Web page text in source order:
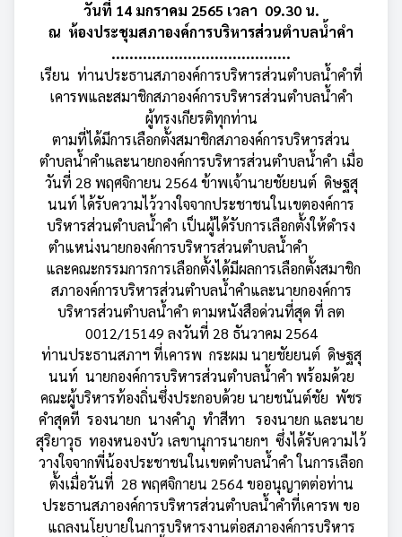
วันที่ 14 มกราคม 2565 เวลา 09.30 น.
ณ ห้องประชุมสภาองค์การบริหารส่วนตำบลน้ำคำ
........................................
เรียน ท่านประธานสภาองค์การบริหารส่วนตำบลน้ำคำที่
เคารพและสมาชิกสภาองค์การบริหารส่วนตำบลน้ำคำ
ผู้ทรงเกียรติทุกท่าน
ตามที่ได้มีการเลือกตั้งสมาชิกสภาองค์การบริหารส่วน
ตำบลน้ำคำและนายกองค์การบริหารส่วนตำบลน้ำคำ เมื่อ
วันที่ 28 พฤศจิกายน 2564 ข้าพเจ้านายชัยยนต์ ดิษฐสุ
นนท์ ได้รับความไว้วางใจจากประชาชนในเขตองค์การ
บริหารส่วนตำบลน้ำคำ เป็นผู้ได้รับการเลือกตั้งให้ดำรง
ตำแหน่งนายกองค์การบริหารส่วนตำบลน้ำคำ
และคณะกรรมการการเลือกตั้งได้มีผลการเลือกตั้งสมาชิก
สภาองค์การบริหารส่วนตำบลน้ำคำและนายกองค์การ
บริหารส่วนตำบลน้ำคำ ตามหนังสือด่วนที่สุด ที่ ลต
0012/15149 ลงวันที่ 28 ธันวาคม 2564
ท่านประธานสภาฯ ที่เคารพ กระผม นายชัยยนต์ ดิษฐสุ
นนท์ นายกองค์การบริหารส่วนตำบลน้ำคำ พร้อมด้วย
คณะผู้บริหารท้องถิ่นซึ่งประกอบด้วย นายชนันต์ชัย พัชร
คำสุดที รองนายก นางคำภู ทำสีทา รองนายก และนาย
สุริยาวุธ ทองหนองบัว เลขานุการนายกฯ ซึ่งได้รับความไว้
วางใจจากพี่น้องประชาชนในเขตตำบลน้ำคำ ในการเลือก
ตั้งเมื่อวันที่ 28 พฤศจิกายน 2564 ขออนุญาตต่อท่าน
ประธานสภาองค์การบริหารส่วนตำบลน้ำคำที่เคารพ ขอ
แถลงนโยบายในการบริหารงานต่อสภาองค์การบริหาร